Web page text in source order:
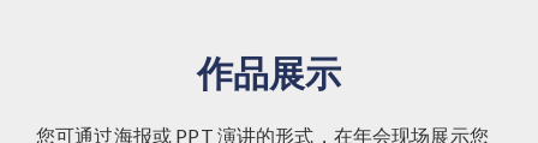
作品展示
您可通过海报或 PPT 演讲的形式，在年会现场展示您